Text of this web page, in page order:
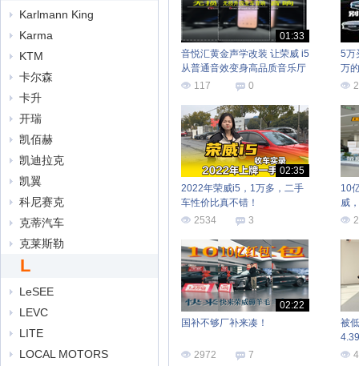
Karlmann King
Karma
KTM
卡尔森
卡升
开瑞
凯佰赫
凯迪拉克
凯翼
科尼赛克
克蒂汽车
克莱斯勒
L
LeSEE
LEVC
LITE
LOCAL MOTORS
01:33
音悦汇黄金声学改装 让荣威 i5
从普通音效变身高品质音乐厅
117
0
5万
万
02:35
2022年荣威i5，1万多，二手
车性价比真不错！
2534
3
10
威
02:22
国补不够厂补来凑！
2972 7
被